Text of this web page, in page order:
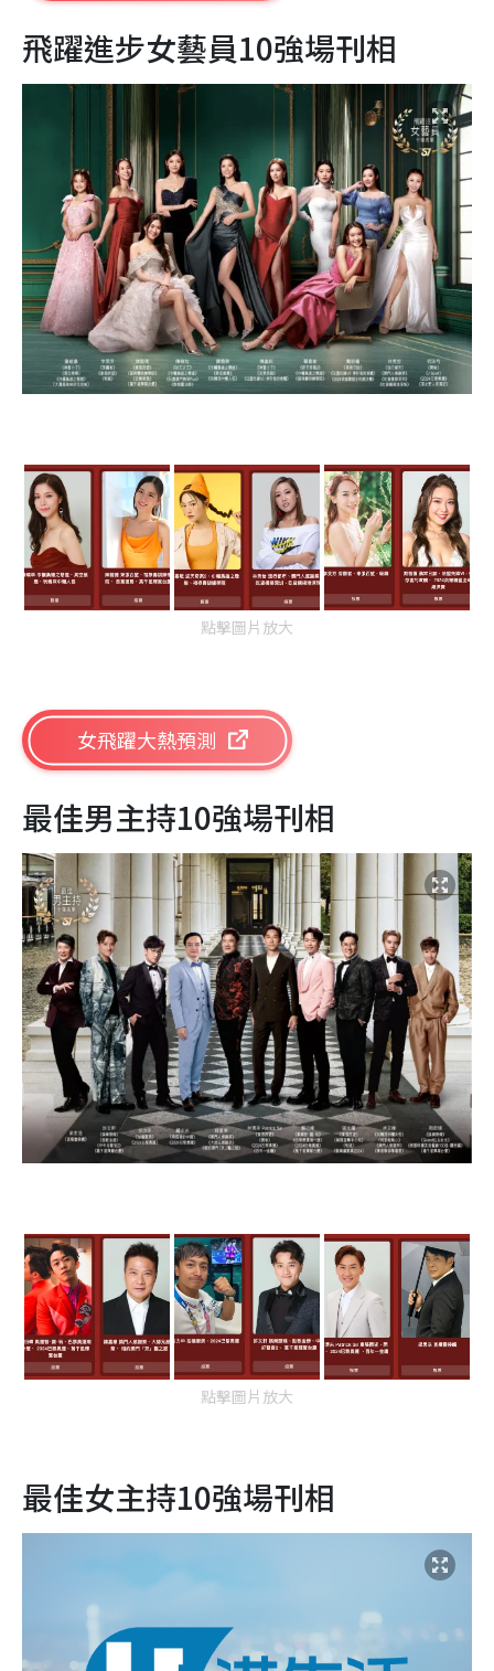
飛躍進步女藝員10強場刊相
點擊圖片放大
女飛躍大熱預測
最佳男主持10強場刊相
點擊圖片放大
最佳女主持10強場刊相